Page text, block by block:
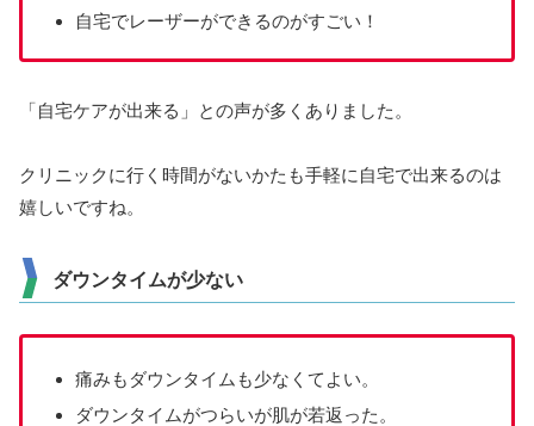
自宅でレーザーができるのがすごい！
「自宅ケアが出来る」との声が多くありました。
クリニックに行く時間がないかたも手軽に自宅で出来るのは
嬉しいですね。
ダウンタイムが少ない
痛みもダウンタイムも少なくてよい。
ダウンタイムがつらいが肌が若返った。